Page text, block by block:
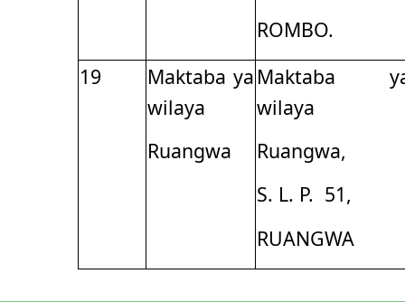
ROMBO.
19
Maktaba ya
wilaya
Ruangwa
Maktaba
wilaya
Ruangwa,
S. L. P. 51,
RUANGWA